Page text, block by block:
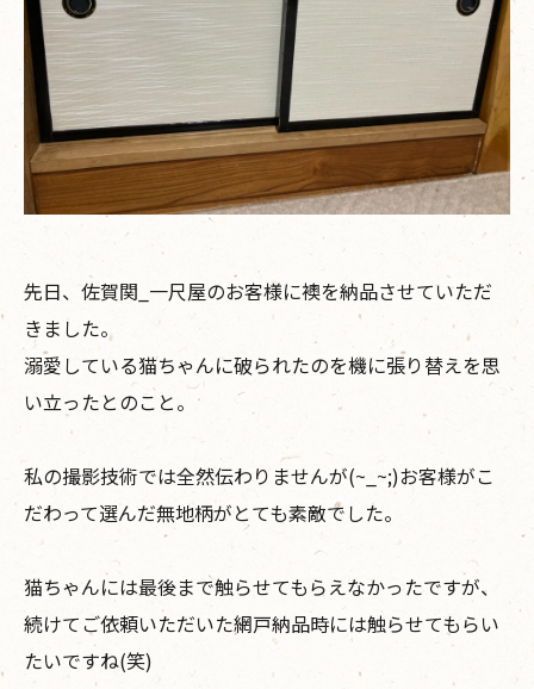
先日、佐賀関_一尺屋のお客様に襖を納品させていただ
きました。
溺愛している猫ちゃんに破られたのを機に張り替えを思
い立ったとのこと。
私の撮影技術では全然伝わりませんが(~_~;)お客様がこ
だわって選んだ無地柄がとても素敵でした。
猫ちゃんには最後まで触らせてもらえなかったですが、
続けてご依頼いただいた網戸納品時には触らせてもらい
たいですね(笑)